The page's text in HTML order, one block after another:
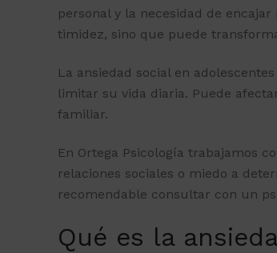
personal y la necesidad de
timidez, sino que puede
La ansiedad social en
limitar su vida diaria. Puede
familiar.
En Ortega Psicología trabajamos
relaciones sociales o miedo a
recomendable consultar con un
Qué es la